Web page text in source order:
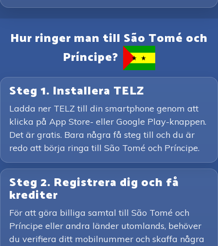
Hur ringer man till São Tomé och
Príncipe?
Steg 1. Installera TELZ
Ladda ner TELZ till din smartphone genom att
klicka på App Store- eller Google Play-knappen.
Det är gratis. Bara några få steg till och du är
redo att börja ringa till São Tomé och Príncipe.
Steg 2. Registrera dig och få
krediter
För att göra billiga samtal till São Tomé och
Príncipe eller andra länder utomlands, behöver
du verifiera ditt mobilnummer och skaffa några